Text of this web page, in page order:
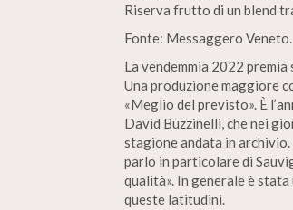
Riserva frutto di un blend
Fonte: Messaggero Veneto.
La vendemmia 2022
Una produzione maggiore
«Meglio del previsto». È
David Buzzinelli, che nei
stagione andata in
parlo in particolare di
qualità». In generale è
queste latitudini.